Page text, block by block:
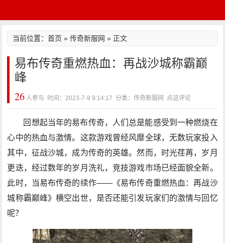
当前位置：首页 »传奇新服网 » 正文
易布传奇重燃热血：再战沙城称霸巅
峰
26 人参与 时间：2023-7-9 9:14:17 分类：传奇新服网 点这评论
回想起当年的易布传奇，人们总是能感受到一种燃烧在
心中的热血与激情。这款游戏曾经风靡全球，无数玩家投入
其中，征战沙城，成为传奇的英雄。然而，时光荏苒，岁月
更迭，经过数年的岁月洗礼，竞技游戏市场已经面貌全新。
此时，当易布传奇的续作——《易布传奇重燃热血：再战沙
城称霸巅峰》横空出世，是否还能引发玩家们的激情与回忆
呢？